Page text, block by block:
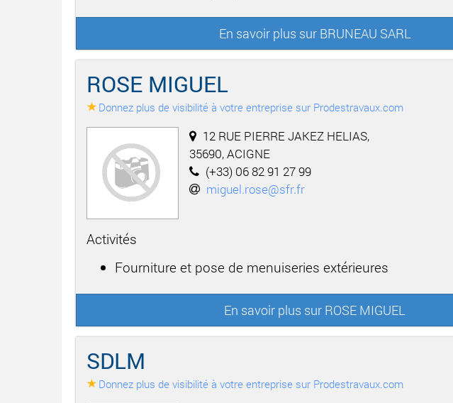
En savoir plus sur BRUNEAU SARL
ROSE MIGUEL
Donnez plus de visibilité à votre entreprise sur Prodestravaux.com
12 RUE PIERRE JAKEZ HELIAS,
35690, ACIGNE
(+33) 06 82 91 27 99
miguel.rose@sfr.fr
Activités
Fourniture et pose de menuiseries extérieures
En savoir plus sur ROSE MIGUEL
SDLM
Donnez plus de visibilité à votre entreprise sur Prodestravaux.com